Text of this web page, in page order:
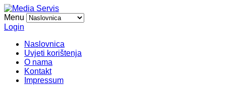
Menu
Login
Naslovnica
Uvjeti korištenja
O nama
Kontakt
Impressum